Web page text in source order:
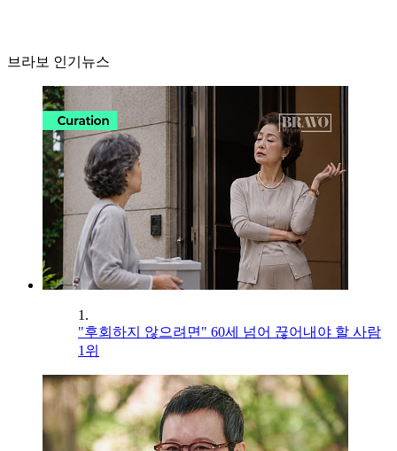
브라보 인기뉴스
1.
"후회하지 않으려면" 60세 넘어 끊어내야 할 사람
1위